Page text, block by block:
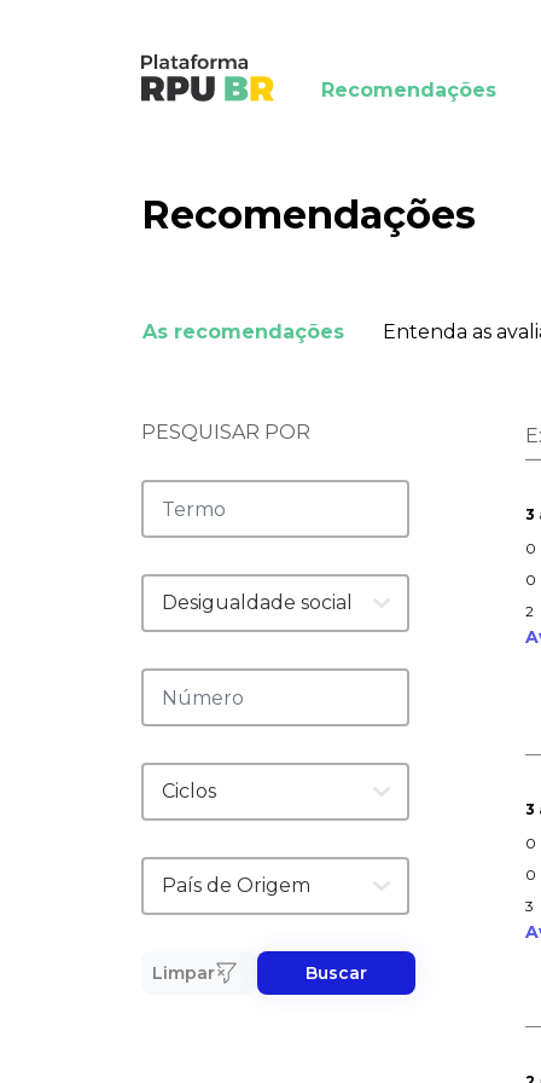
Recomendações
Recomendações
As recomendações Entenda as
PESQUISAR POR
Limpar Buscar
3
0
0
2
3
0
0
3